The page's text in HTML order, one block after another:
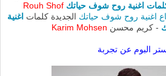
اغنية روح شوف حياتك Rouh Shof
اغنية روح شوف حياتك الجديدة كلمات اغنية
- كريم محسن Karim Mohsen
البوم عن تجربة